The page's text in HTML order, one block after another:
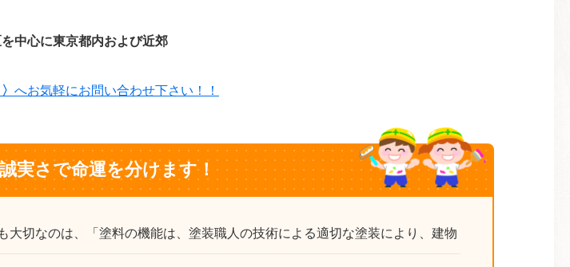
中心に東京都内および近郊
へお気軽にお問い合わせ下さい！！
実さで命運を分けます！
大切なのは、「塗料の機能は、塗装職人の技術による適切な塗装により、建物